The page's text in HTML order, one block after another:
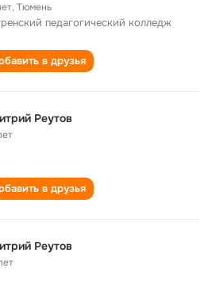
,Тюмень
педагогический колледж
в друзья
Реутов
в друзья
Реутов